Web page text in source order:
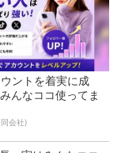
ントを着実に成
んなココ使ってま
会社)